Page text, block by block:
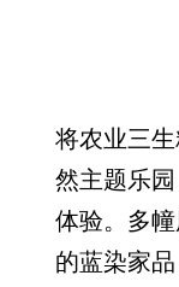
将农业三生
然主题乐
体验。多
的蓝染家